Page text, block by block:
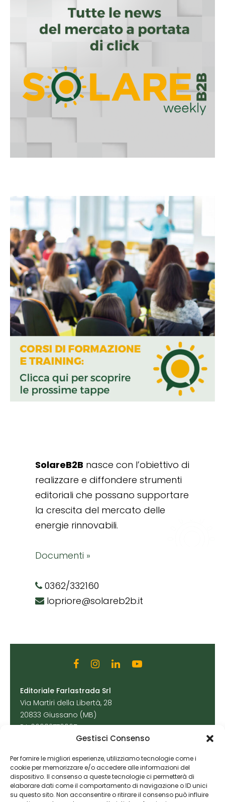
Gestisci Consenso
Per fornire le migliori esperienze, utilizziamo tecnologie come i
cookie per memorizzare e/o accedere alle informazioni del
dispositivo. Il consenso a queste tecnologie ci permetterà di
elaborare dati come il comportamento di navigazione o ID unici
su questo sito. Non acconsentire o ritirare il consenso può influire
SolareB2B nasce con l’obiettivo di
realizzare e diffondere strumenti
editoriali che possano supportare
la crescita del mercato delle
energie rinnovabili.
Documenti »
0362/332160
lopriore@solareb2b.it
Editoriale Farlastrada Srl
Via Martiri della Libertà, 28
20833 Giussano (MB)
P.I. 06982770965
Cookie Policy
Risorse Aggiuntive